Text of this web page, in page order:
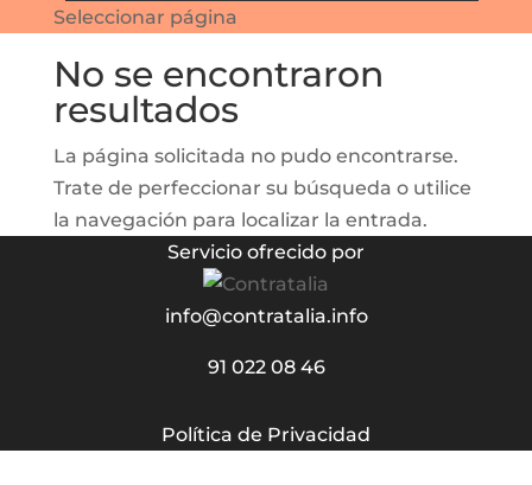
Seleccionar página
No se encontraron
resultados
La página solicitada no pudo encontrarse.
Trate de perfeccionar su búsqueda o utilice
la navegación para localizar la entrada.
Servicio ofrecido por
info@contratalia.info
91 022 08 46
Política de Privacidad